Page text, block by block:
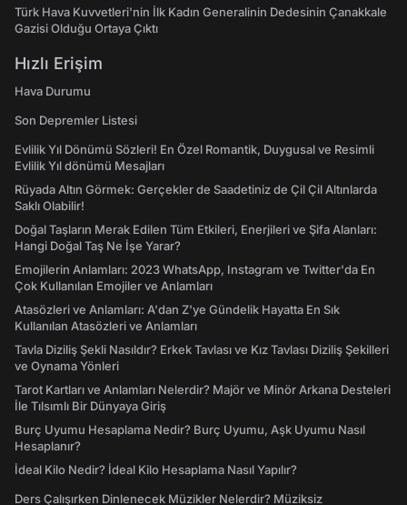
Türk Hava Kuvvetleri'nin İlk Kadın Generalinin Dedesinin Çanakkale
Gazisi Olduğu Ortaya Çıktı
Hızlı Erişim
Hava Durumu
Son Depremler Listesi
Evlilik Yıl Dönümü Sözleri! En Özel Romantik, Duygusal ve Resimli
Evlilik Yıl dönümü Mesajları
Rüyada Altın Görmek: Gerçekler de Saadetiniz de Çil Çil Altınlarda
Saklı Olabilir!
Doğal Taşların Merak Edilen Tüm Etkileri, Enerjileri ve Şifa Alanları:
Hangi Doğal Taş Ne İşe Yarar?
Emojilerin Anlamları: 2023 WhatsApp, Instagram ve Twitter'da En
Çok Kullanılan Emojiler ve Anlamları
Atasözleri ve Anlamları: A'dan Z'ye Gündelik Hayatta En Sık
Kullanılan Atasözleri ve Anlamları
Tavla Diziliş Şekli Nasıldır? Erkek Tavlası ve Kız Tavlası Diziliş Şekilleri
ve Oynama Yönleri
Tarot Kartları ve Anlamları Nelerdir? Majör ve Minör Arkana Desteleri
İle Tılsımlı Bir Dünyaya Giriş
Burç Uyumu Hesaplama Nedir? Burç Uyumu, Aşk Uyumu Nasıl
Hesaplanır?
İdeal Kilo Nedir? İdeal Kilo Hesaplama Nasıl Yapılır?
Ders Çalışırken Dinlenecek Müzikler Nelerdir? Müziksiz